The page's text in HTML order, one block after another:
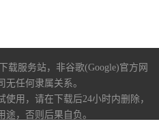
载服务站，非谷歌(Google)官方网
无任何隶属关系。
用，请在下载后24小时内删除，
途，否则后果自负。